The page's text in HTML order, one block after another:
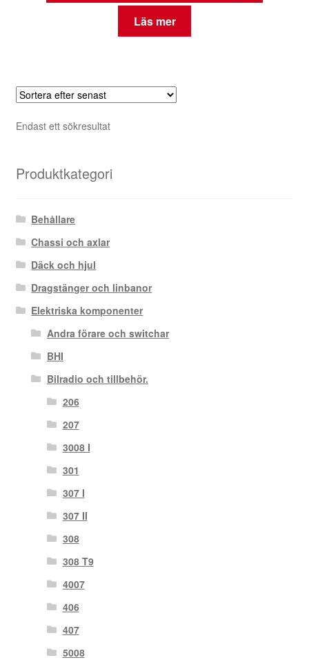
Läs mer
Endast ett sökresultat
Produktkategori
Behållare
Chassi och axlar
Däck och hjul
Dragstänger och linbanor
Elektriska komponenter
Andra förare och switchar
BHI
Bilradio och tillbehör.
206
207
3008 I
301
307 I
307 II
308
308 T9
4007
406
407
5008